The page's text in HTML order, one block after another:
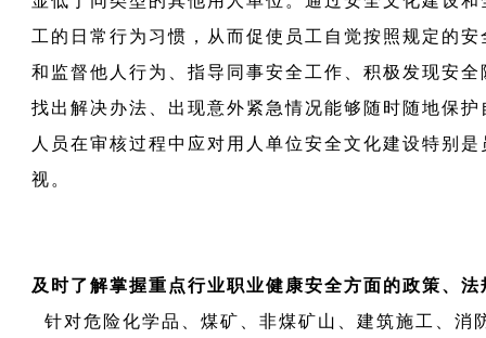
工的日常行为习惯，从而促使员工自觉按照规定的
和监督他人行为、指导同事安全工作、积极发现安
找出解决办法、出现意外紧急情况能够随时随地保
人员在审核过程中应对用人单位安全文化建设特别
视。
及时了解掌握重点行业职业健康安全方面的政策、法
针对危险化学品、煤矿、非煤矿山、建筑施工、消